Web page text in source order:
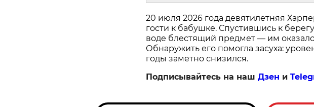
20 июля 2026 года девятилетняя
гости к бабушке. Спустившись к
воде блестящий предмет — им
Обнаружить его помогла засуха:
годы заметно снизился.
Подписывайтесь на наш Дзен и